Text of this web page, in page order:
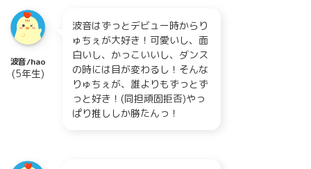
波音/hao
(5年生)
波音はずっとデビュー時からり
ゅちぇが大好き！可愛いし、面
白いし、かっこいいし、ダンス
の時には目が変わるし！そんな
りゅちぇが、誰よりもずっとず
っと好き！(同担頑固拒否)やっ
ぱり推ししか勝たんっ！